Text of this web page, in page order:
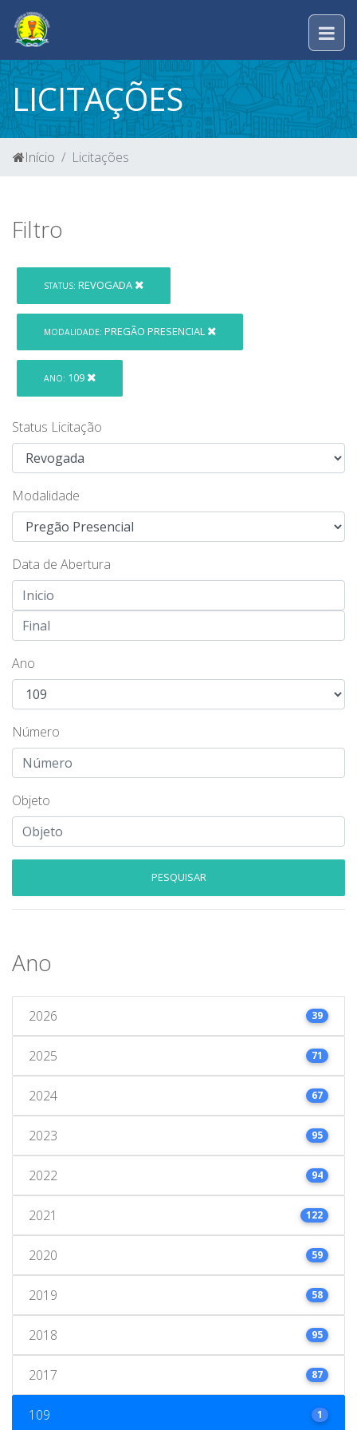
LICITAÇÕES
Início Licitações
Filtro
STATUS: REVOGADA
MODALIDADE: PREGÃO PRESENCIAL
ANO: 109
Status Licitação
Modalidade
Data de Abertura
Ano
Número
Objeto
PESQUISAR
Ano
2026 39
2025 71
2024 67
2023 95
2022 94
2021 122
2020 59
2019 58
2018 95
2017 87
109 1